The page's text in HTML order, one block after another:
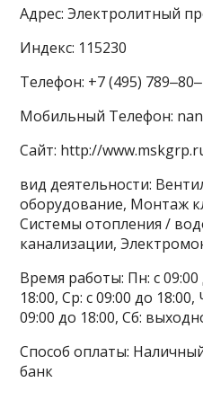
Адрес: Электролитный
Индекс: 115230
Телефон: +7 (495)
Мобильный Телефон: nan
Сайт: http://
вид деятельности:
оборудование, Монтаж
Системы отопления /
канализации,
Время работы: Пн: с 09:00
18:00, Ср: с 09:00 до
09:00 до 18:00, Сб:
Способ оплаты:
банк